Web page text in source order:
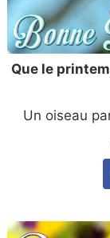
Que le
Un oiseau